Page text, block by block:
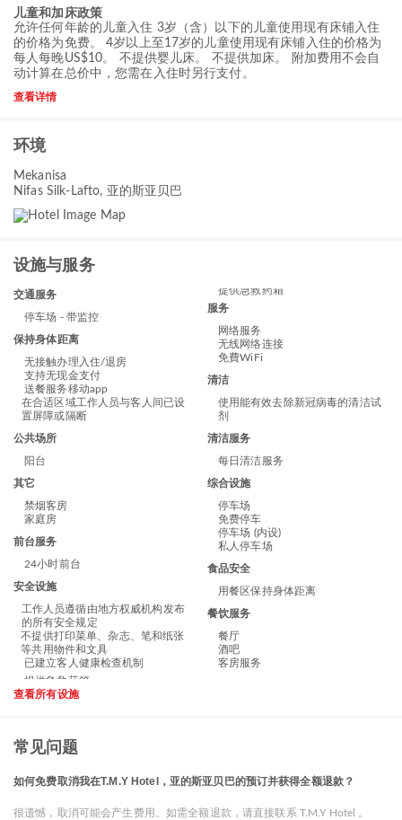
儿童和加床政策
允许任何年龄的儿童入住 3岁（含）以下的儿童使用现有床铺入住
的价格为免费。 4岁以上至17岁的儿童使用现有床铺入住的价格为
每人每晚US$10。 不提供婴儿床。 不提供加床。 附加费用不会自
动计算在总价中，您需在入住时另行支付。
查看详情
环境
Mekanisa
Nifas Silk-Lafto, 亚的斯亚贝巴
设施与服务
交通服务
停车场 - 带监控
保持身体距离
无接触办理入住/退房
支持无现金支付
送餐服务移动app
在合适区域工作人员与客人间已设
置屏障或隔断
公共场所
阳台
其它
禁烟客房
家庭房
前台服务
24小时前台
安全设施
工作人员遵循由地方权威机构发布
的所有安全规定
不提供打印菜单、杂志、笔和纸张
等共用物件和文具
已建立客人健康检查机制
提供急救药箱
服务
网络服务
无线网络连接
免費WiFi
清洁
使用能有效去除新冠病毒的清洁试
剂
清洁服务
每日清洁服务
综合设施
停车场
免费停车
停车场 (内设)
私人停车场
食品安全
用餐区保持身体距离
餐饮服务
餐厅
酒吧
客房服务
查看所有设施
常见问题
如何免费取消我在T.M.Y Hotel，亚的斯亚贝巴的预订并获得全额退款？
很遗憾，取消可能会产生费用。如需全额退款，请直接联系 T.M.Y Hotel 。